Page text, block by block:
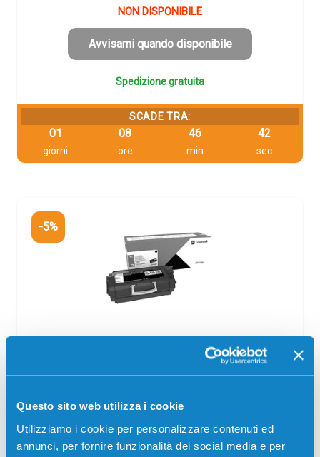
Questo sito web utilizza i cookie
Utilizziamo i cookie per personalizzare contenuti ed
annunci, per fornire funzionalità dei social media e per
originale
era:
841,02 €.
è:
798,97 €.
NON DISPONIBILE
Avvisami quando disponibile
Spedizione gratuita
SCADE TRA:
01
giorni
08
ore
46
min
42
sec
-5%
Toner Lexmark 58D2U0E originale NERO
per Stampanti: Lexmark MS725, Lexmark MS725DVN,
Lexmark MS823DN, Lexmark MS823N, Lexmark MS825,